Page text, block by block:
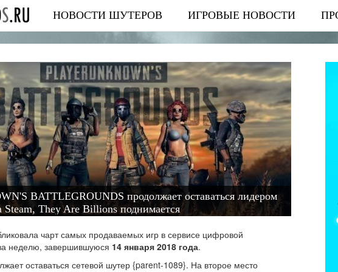
НОВОСТИ ШУТЕРОВ ИГРОВЫЕ НОВОСТИ
BATTLEGROUNDS продолжает оставаться лидером
Steam, They Are Billions поднимается
чарт самых продаваемых игр в сервисе цифровой
неделю, завершившуюся 14 января 2018 года.
оставаться сетевой шутер {parent-1089}. На второе место